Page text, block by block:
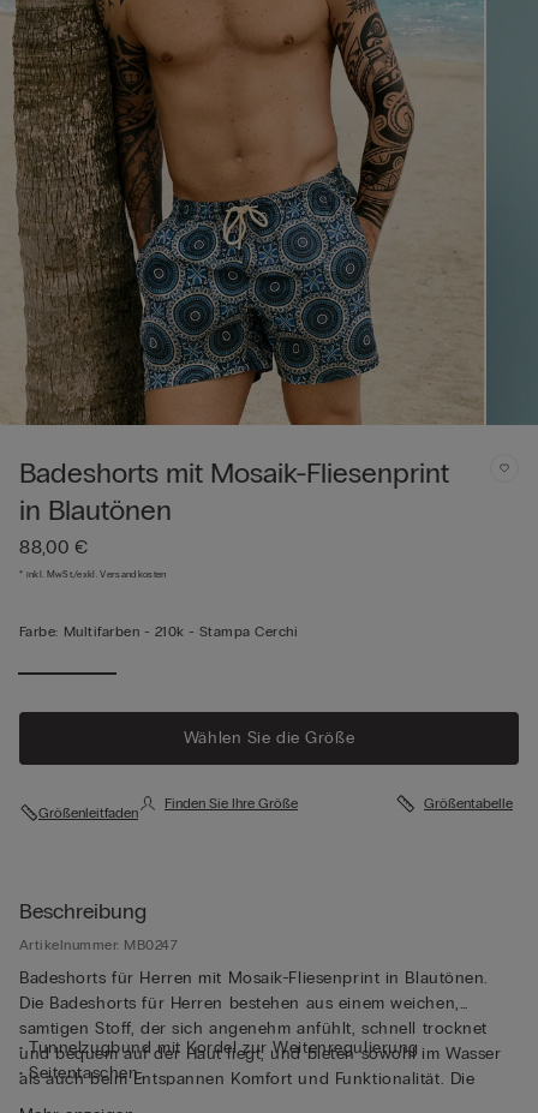
Badeshorts mit Mosaik-Fliesenprint
in Blautönen
88,00 €
* inkl. MwSt./exkl. Versandkosten
Farbe: Multifarben - 210k - Stampa Cerchi
Wählen Sie die Größe
Größenleitfaden
Finden Sie Ihre Größe Größentabelle
Beschreibung
Artikelnummer: MB0247
Badeshorts für Herren mit Mosaik-Fliesenprint in Blautönen.
Die Badeshorts für Herren bestehen aus einem weichen,
samtigen Stoff, der sich angenehm anfühlt, schnell trocknet
und bequem auf der Haut liegt, und bieten sowohl im Wasser
als auch beim Entspannen Komfort und Funktionalität. Die
Passform ist auf Bewegungsfreiheit ausgelegt, während die
• Tunnelzugbund mit Kordel zur Weitenregulierung
• Seitentaschen